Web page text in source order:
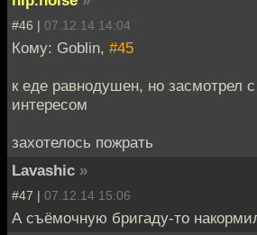
#46 | 07.12.14 14:04
Кому: Goblin, #45
к еде равнодушен, но засмотрел
интересом
захотелось пожрать
Lavashic »
#47 | 07.12.14 15:06
А съёмочную бригаду-то